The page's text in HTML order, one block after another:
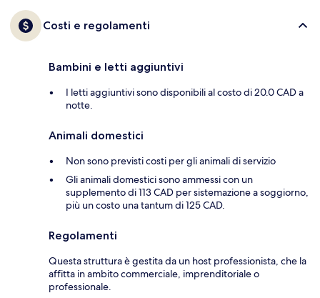
Costi e regolamenti
Bambini e letti aggiuntivi
I letti aggiuntivi sono disponibili al costo di 20.0 CAD a
notte.
Animali domestici
Non sono previsti costi per gli animali di servizio
Gli animali domestici sono ammessi con un
supplemento di 113 CAD per sistemazione a soggiorno,
più un costo una tantum di 125 CAD.
Regolamenti
Questa struttura è gestita da un host professionista, che la
affitta in ambito commerciale, imprenditoriale o
professionale.